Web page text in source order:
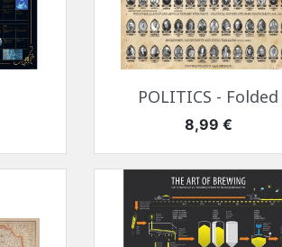
Szybki podgląd
POLITICS - Folded
Cena
8,99 €